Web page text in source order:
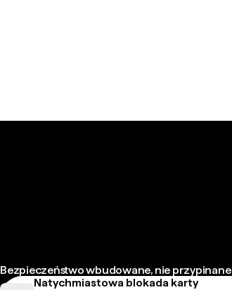
Bezpieczeństwo wbudowane, nie przypinane
Natychmiastowa blokada karty